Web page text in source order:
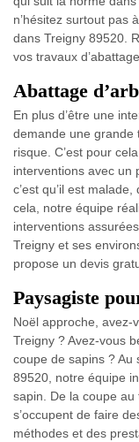
n’hésitez surtout pas
dans Treigny 89520.
vos travaux
Abattage
En plus d’être une
demande une grande
risque. C’est pour
interventions avec un
c’est qu’il est
cela, notre équipe
interventions
Treigny et ses
propose un devis
Paysagiste
Noël approche, avez-
Treigny ? Avez-vous
coupe de sapins ? Au
89520, notre équipe
sapin. De la coupe
s’occupent de faire
méthodes et des